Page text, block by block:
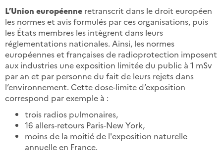
L’Union européenne retranscrit dans le droit européen
les normes et avis formulés par ces organisations, puis
les États membres les intègrent dans leurs
réglementations nationales. Ainsi, les normes
européennes et françaises de radioprotection imposent
aux industries une exposition limitée du public à 1 mSv
par an et par personne du fait de leurs rejets dans
l’environnement. Cette dose-limite d’exposition
correspond par exemple à :
trois radios pulmonaires,
16 allers-retours Paris-New York,
moins de la moitié de l'exposition naturelle
annuelle en France.